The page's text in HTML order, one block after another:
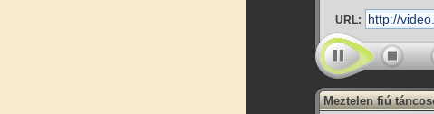
URL:
Meztelen fiú